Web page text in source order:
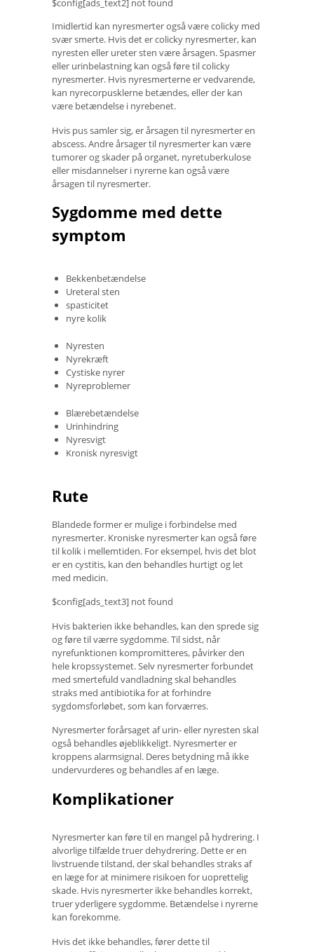
$config[ads_text2] not found
Imidlertid kan nyresmerter også være colicky med
svær smerte. Hvis det er colicky nyresmerter, kan
nyresten eller ureter sten være årsagen. Spasmer
eller urinbelastning kan også føre til colicky
nyresmerter. Hvis nyresmerterne er vedvarende,
kan nyrecorpusklerne betændes, eller der kan
være betændelse i nyrebenet.
Hvis pus samler sig, er årsagen til nyresmerter en
abscess. Andre årsager til nyresmerter kan være
tumorer og skader på organet, nyretuberkulose
eller misdannelser i nyrerne kan også være
årsagen til nyresmerter.
Sygdomme med dette
symptom
Bekkenbetændelse
Ureteral sten
spasticitet
nyre kolik
Nyresten
Nyrekræft
Cystiske nyrer
Nyreproblemer
Blærebetændelse
Urinhindring
Nyresvigt
Kronisk nyresvigt
Rute
Blandede former er mulige i forbindelse med
nyresmerter. Kroniske nyresmerter kan også føre
til kolik i mellemtiden. For eksempel, hvis det blot
er en cystitis, kan den behandles hurtigt og let
med medicin.
$config[ads_text3] not found
Hvis bakterien ikke behandles, kan den sprede sig
og føre til værre sygdomme. Til sidst, når
nyrefunktionen kompromitteres, påvirker den
hele kropssystemet. Selv nyresmerter forbundet
med smertefuld vandladning skal behandles
straks med antibiotika for at forhindre
sygdomsforløbet, som kan forværres.
Nyresmerter forårsaget af urin- eller nyresten skal
også behandles øjeblikkeligt. Nyresmerter er
kroppens alarmsignal. Deres betydning må ikke
undervurderes og behandles af en læge.
Komplikationer
Nyresmerter kan føre til en mangel på hydrering. I
alvorlige tilfælde truer dehydrering. Dette er en
livstruende tilstand, der skal behandles straks af
en læge for at minimere risikoen for uoprettelig
skade. Hvis nyresmerter ikke behandles korrekt,
truer yderligere sygdomme. Betændelse i nyrerne
kan forekomme.
Hvis det ikke behandles, fører dette til